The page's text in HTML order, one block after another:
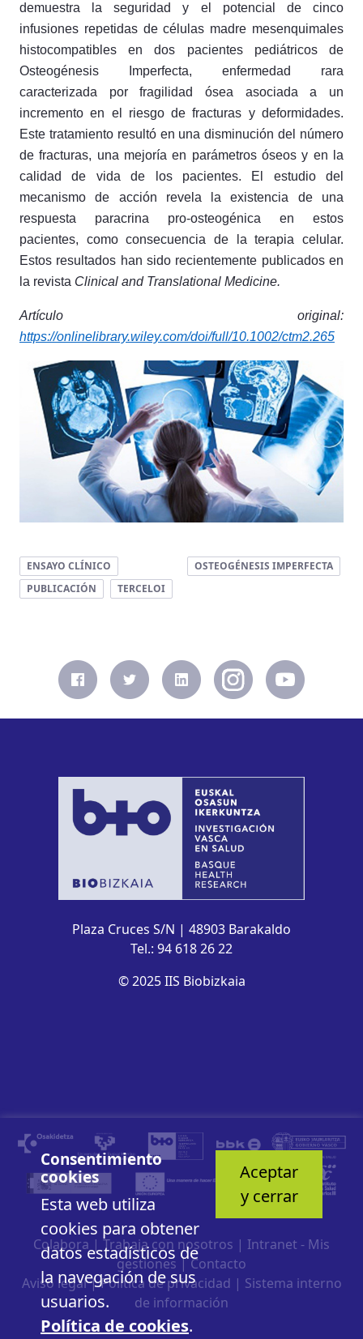
demuestra la seguridad y el potencial de cinco
infusiones repetidas de células madre mesenquimales
histocompatibles en dos pacientes pediátricos de
Osteogénesis Imperfecta, enfermedad rara
caracterizada por fragilidad ósea asociada a un
incremento en el riesgo de fracturas y deformidades.
Este tratamiento resultó en una disminución del número
de fracturas, una mejoría en parámetros óseos y en la
calidad de vida de los pacientes. El estudio del
mecanismo de acción revela la existencia de una
respuesta paracrina pro-osteogénica en estos
pacientes, como consecuencia de la terapia celular.
Estos resultados han sido recientemente publicados en
la revista Clinical and Translational Medicine.
Artículo original:
https://onlinelibrary.wiley.com/doi/full/10.1002/ctm2.265
ENSAYO CLÍNICO
OSTEOGÉNESIS IMPERFECTA
PUBLICACIÓN
TERCELOI
Plaza Cruces S/N | 48903 Barakaldo
Tel.: 94 618 26 22
© 2025 IIS Biobizkaia
Consentimiento
cookies
Esta web utiliza
cookies para obtener
datos estadísticos de
la navegación de sus
usuarios.
Política de cookies.
Aceptar
y cerrar
Colabora | Trabaja con nosotros | Intranet - Mis
gestiones |Contacto
Aviso legal|Política de privacidad | Sistema interno
de información